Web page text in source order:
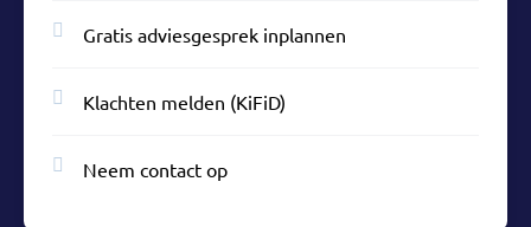
Gratis adviesgesprek inplannen
Klachten melden (KiFiD)
Neem contact op